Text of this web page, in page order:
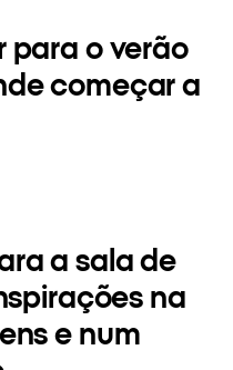
para o verão
começar a
a sala de
na
e num